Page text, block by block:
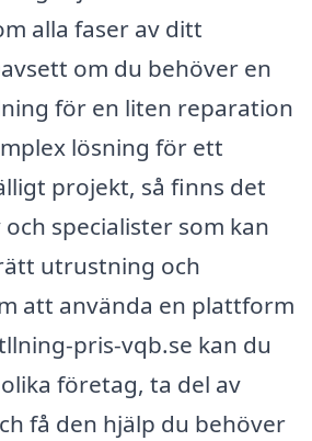
alla faser av ditt
om du behöver en
för en liten reparation
lösning för ett
projekt, så finns det
specialister som kan
utrustning och
att använda en plattform
pris-vqb.se kan du
företag, ta del av
få den hjälp du behöver